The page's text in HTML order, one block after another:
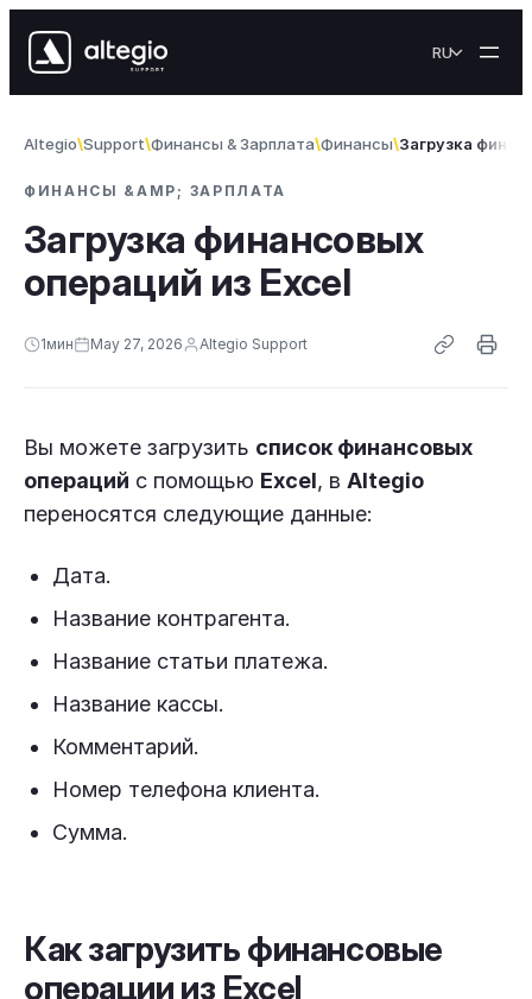
RU
Altegio Support Финансы & Зарплата Финансы Загрузка
ФИНАНСЫ &AMP; ЗАРПЛАТА
Загрузка финансовых
операций из Excel
1мин May 27, 2026 Altegio Support
Вы можете загрузить список финансовых
операций с помощью Excel, в Altegio
переносятся следующие данные:
Дата.
Название контрагента.
Название статьи платежа.
Название кассы.
Комментарий.
Номер телефона клиента.
Сумма.
Как загрузить финансовые
операции из Excel